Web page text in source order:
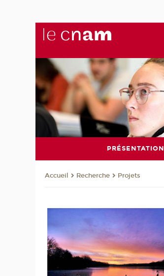
PRÉSENTATION
Accueil Recherche Projets